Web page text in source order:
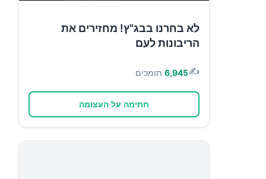
לא בחרנו בבג"ץ! מחזירים את
הריבונות לעם
✍️
6,945 תומכים
חתימה על העצומה